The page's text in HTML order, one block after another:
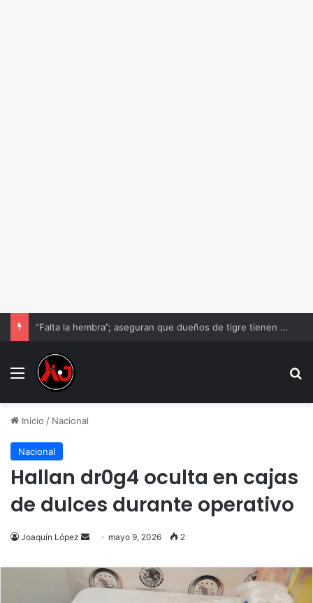
“Falta la hembra”; aseguran que dueños de tigre tienen otro ejemplar
Menu
Inicio / Nacional
Nacional
Hallan dr0g4 oculta en cajas
de dulces durante operativo
Joaquín López
Send
email
mayo 9, 2026 2